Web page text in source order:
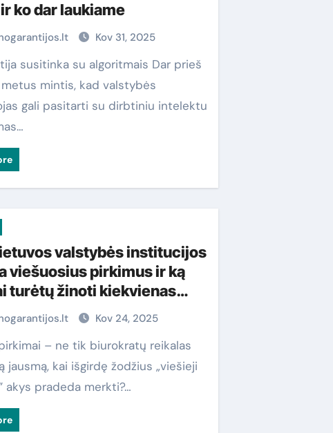
ko dar laukiame
Kov 31, 2025
mintis, kad valstybės
gali pasitarti su dirbtiniu intelektu
valstybės institucijos
viešuosius pirkimus ir ką
turėtų žinoti kiekvienas
Kov 24, 2025
jausmą, kai išgirdę žodžius „viešieji
akys pradeda merkti?…